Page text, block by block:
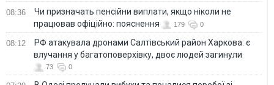
08:36
Чи призначать пенсійни виплати, якщо ніколи не
працював офіційно: пояснення
179 0
08:12
РФ атакувала дронами Салтівський район Харкова: є
влучання у багатоповерхівку, двоє людей загинули
73 0